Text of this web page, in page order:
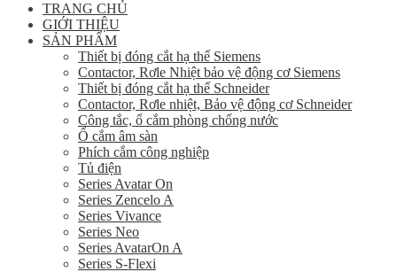
TRANG CHỦ
GIỚI THIỆU
SẢN PHẨM
Thiết bị đóng cắt hạ thế Siemens
Contactor, Rơle Nhiệt bảo vệ động cơ Siemens
Thiết bị đóng cắt hạ thế Schneider
Contactor, Rơle nhiệt, Bảo vệ động cơ Schneider
Công tắc, ổ cắm phòng chống nước
Ổ cắm âm sàn
Phích cắm công nghiệp
Tủ điện
Series Avatar On
Series Zencelo A
Series Vivance
Series Neo
Series AvatarOn A
Series S-Flexi